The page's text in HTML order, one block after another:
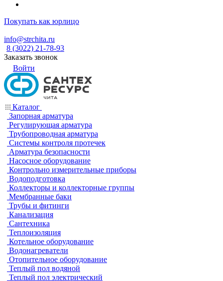
Покупать как юрлицо
info@strchita.ru
8 (3022) 21-78-93
Заказать звонок
Войти
Каталог
Запорная арматура
Регулирующая арматура
Трубопроводная арматура
Системы контроля протечек
Арматура безопасности
Насосное оборудование
Контрольно измерительные приборы
Водоподготовка
Коллекторы и коллекторные группы
Мембранные баки
Трубы и фитинги
Канализация
Сантехника
Теплоизоляция
Котельное оборудование
Водонагреватели
Отопительное оборудование
Теплый пол водяной
Теплый пол электрический